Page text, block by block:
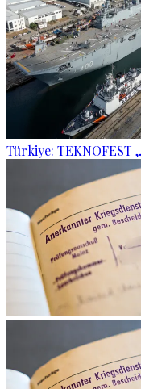
Türkiye: TEKNOFEST